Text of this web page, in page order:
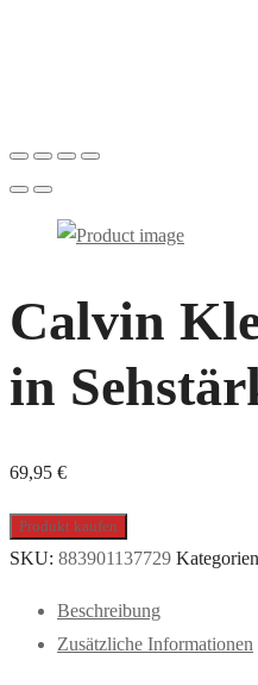
Calvin
in
69,95 €
Produkt kaufen
SKU: 883901137729 Kategorien
Beschreibung
Zusätzliche Informationen